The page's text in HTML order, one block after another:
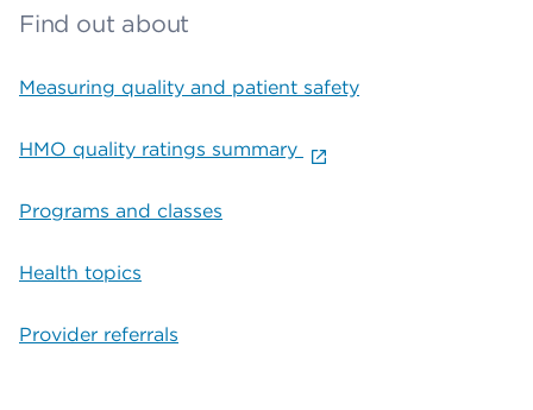
Find out about
Measuring quality and patient safety
HMO quality ratings summary
Programs and classes
Health topics
Provider referrals